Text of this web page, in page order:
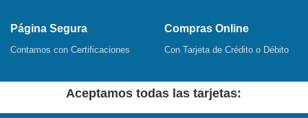
Página Segura
Contamos con Certificaciones
Compras Online
Con Tarjeta de Crédito o Débito
Aceptamos todas las tarjetas: